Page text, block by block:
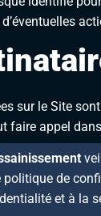
sur le Site
faire appel
politique de
et à la